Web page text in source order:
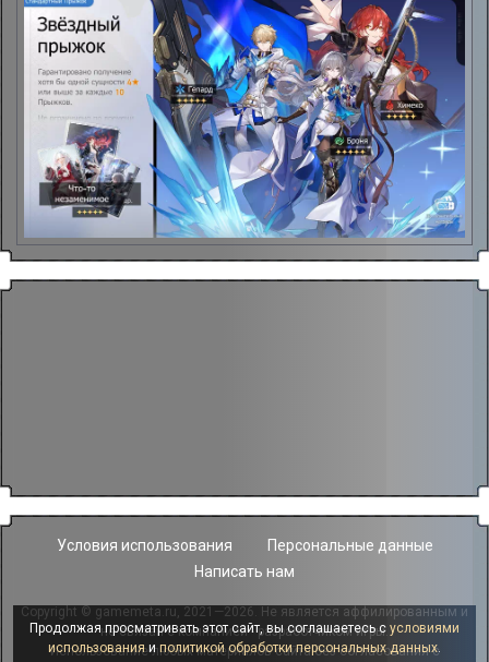
Условия использования
Персональные данные
Написать нам
Copyright © gamemeta.ru, 2021—2026. Не является аффилированным и
не связан с компанией - разработчиком игры.
Использование любых материалов сайта без согласования с
Продолжая просматривать этот сайт, вы соглашаетесь с условиями
использованияиполитикой обработки персональных данных.